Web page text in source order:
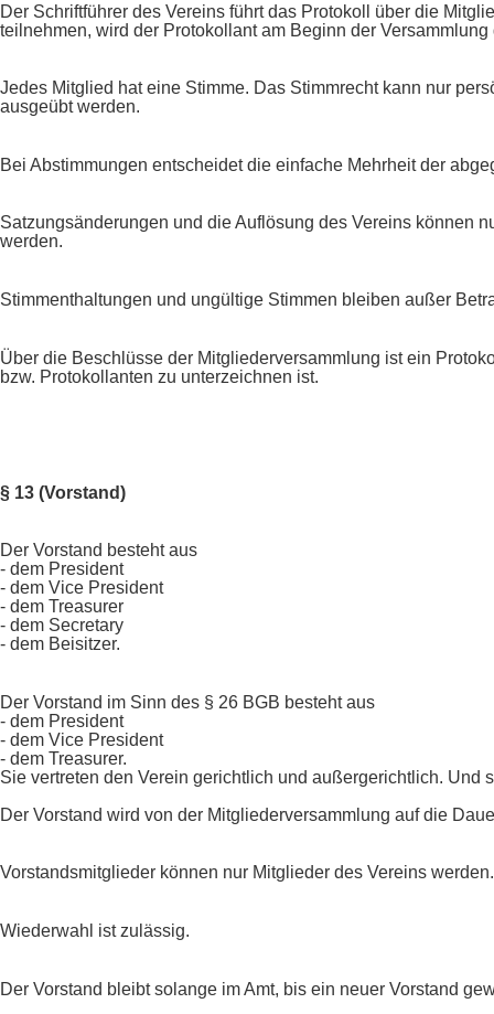
Der Schriftführer des Vereins führt das Protokoll über die
teilnehmen, wird der Protokollant am Beginn der Versammlung
Jedes Mitglied hat eine Stimme. Das Stimmrecht kann nur
ausgeübt werden.
Bei Abstimmungen entscheidet die einfache Mehrheit der
Satzungsänderungen und die Auflösung des Vereins können
werden.
Stimmenthaltungen und ungültige Stimmen bleiben außer
Über die Beschlüsse der Mitgliederversammlung ist ein
bzw. Protokollanten zu unterzeichnen ist.
§ 13 (Vorstand)
Der Vorstand besteht aus
- dem President
- dem Vice President
- dem Treasurer
- dem Secretary
- dem Beisitzer.
Der Vorstand im Sinn des § 26 BGB besteht aus
- dem President
- dem Vice President
- dem Treasurer.
Sie vertreten den Verein gerichtlich und außergerichtlich. Und
Der Vorstand wird von der Mitgliederversammlung auf die
Vorstandsmitglieder können nur Mitglieder des Vereins werden.
Wiederwahl ist zulässig.
Der Vorstand bleibt solange im Amt, bis ein neuer Vorstand